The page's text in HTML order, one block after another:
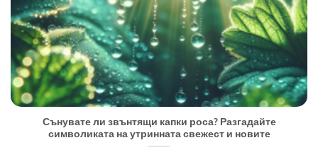
Сънувате ли звънтящи капки роса? Разгадайте
символиката на утринната свежест и новите